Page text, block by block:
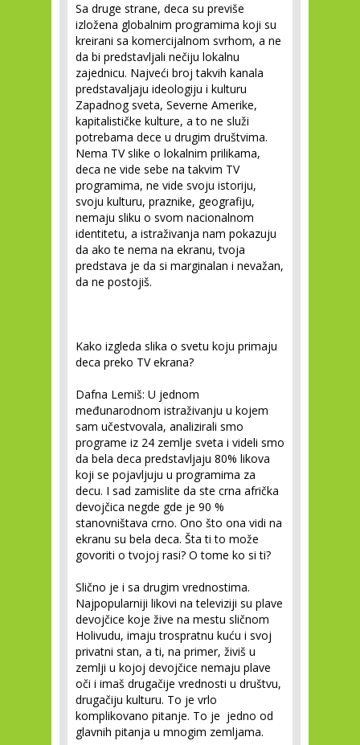
Sa druge strane, deca su previše
izložena globalnim programima koji su
kreirani sa komercijalnom svrhom, a ne
da bi predstavljali nečiju lokalnu
zajednicu. Najveći broj takvih kanala
predstavaljaju ideologiju i kulturu
Zapadnog sveta, Severne Amerike,
kapitalističke kulture, a to ne služi
potrebama dece u drugim društvima.
Nema TV slike o lokalnim prilikama,
deca ne vide sebe na takvim TV
programima, ne vide svoju istoriju,
svoju kulturu, praznike, geografiju,
nemaju sliku o svom nacionalnom
identitetu, a istraživanja nam pokazuju
da ako te nema na ekranu, tvoja
predstava je da si marginalan i nevažan,
da ne postojiš.
Kako izgleda slika o svetu koju primaju
deca preko TV ekrana?
Dafna Lemiš: U jednom
međunarodnom istraživanju u kojem
sam učestvovala, analizirali smo
programe iz 24 zemlje sveta i videli smo
da bela deca predstavljaju 80% likova
koji se pojavljuju u programima za
decu. I sad zamislite da ste crna afrička
devojčica negde gde je 90 %
stanovništava crno. Ono što ona vidi na
ekranu su bela deca. Šta ti to može
govoriti o tvojoj rasi? O tome ko si ti?
Slično je i sa drugim vrednostima.
Najpopularniji likovi na televiziji su plave
devojčice koje žive na mestu sličnom
Holivudu, imaju trospratnu kuću i svoj
privatni stan, a ti, na primer, živiš u
zemlji u kojoj devojčice nemaju plave
oči i imaš drugačije vrednosti u društvu,
drugačiju kulturu. To je vrlo
komplikovano pitanje. To je jedno od
glavnih pitanja u mnogim zemljama.